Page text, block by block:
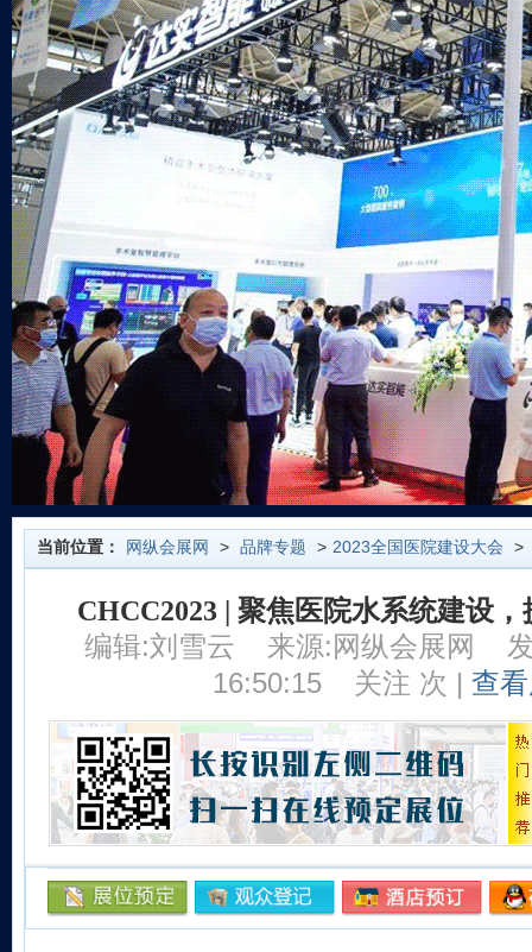
当前位置： 网纵会展网 > 品牌专题 > 2023全国医院建设大会 >
CHCC2023 | 聚焦医院水系统建设
编辑:刘雪云
来源:网纵会展网
16:50:15
关注 次 | 查